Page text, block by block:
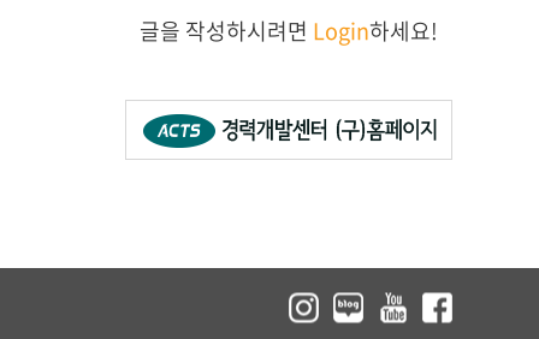
글을 작성하시려면 Login하세요!